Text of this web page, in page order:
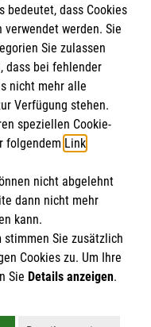
10
eingetragene
bedeutet, dass Cookies
werden. Sie
Sie zulassen
dass bei fehlender
nicht mehr alle
Verfügung stehen.
speziellen Cookie-
folgendem Link.
nicht abgelehnt
dann nicht mehr
kann.
stimmen Sie zusätzlich
Cookies zu. Um Ihre
Sie Details anzeigen.